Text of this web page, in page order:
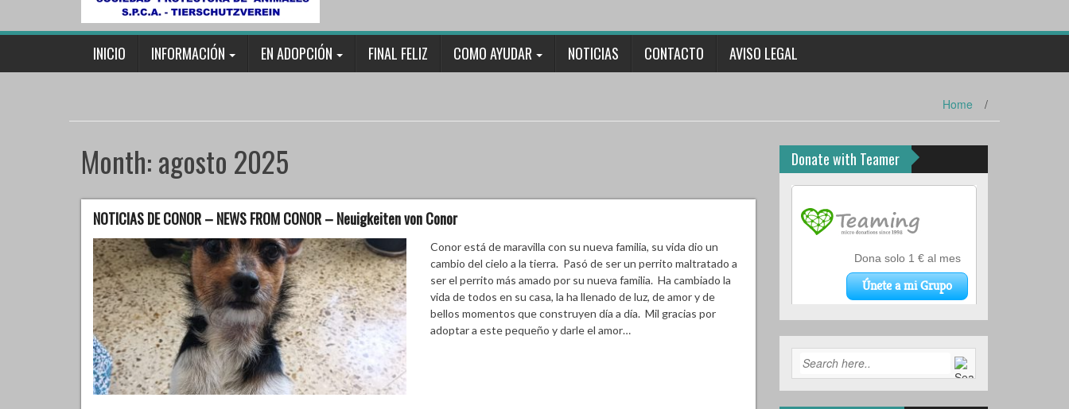
INICIO INFORMACIÓN EN ADOPCIÓN FINAL FELIZ COMO AYUDAR NOTICIAS CONTACTO AVISO LEGAL
Home /
Month:agosto 2025
NOTICIAS DE CONOR – NEWS FROM CONOR – Neuigkeiten von Conor
Conor está de maravilla con su nueva familia, su vida dio un
cambio del cielo a la tierra. Pasó de ser un perrito maltratado a
ser el perrito más amado por su nueva familia. Ha cambiado la
vida de todos en su casa, la ha llenado de luz, de amor y de
bellos momentos que construyen día a día. Mil gracias por
adoptar a este pequeño y darle el amor…
Donate with Teamer